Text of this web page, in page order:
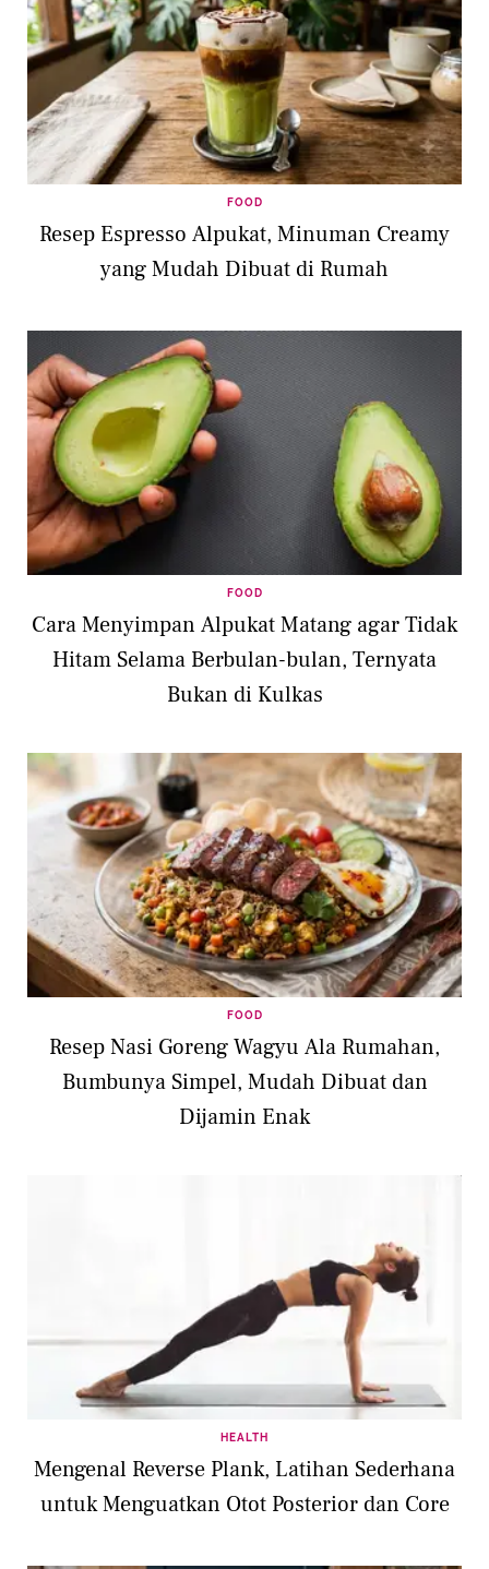
FOOD
Resep Espresso Alpukat, Minuman Creamy
yang Mudah Dibuat di Rumah
FOOD
Cara Menyimpan Alpukat Matang agar Tidak
Hitam Selama Berbulan-bulan, Ternyata
Bukan di Kulkas
FOOD
Resep Nasi Goreng Wagyu Ala Rumahan,
Bumbunya Simpel, Mudah Dibuat dan
Dijamin Enak
HEALTH
Mengenal Reverse Plank, Latihan Sederhana
untuk Menguatkan Otot Posterior dan Core